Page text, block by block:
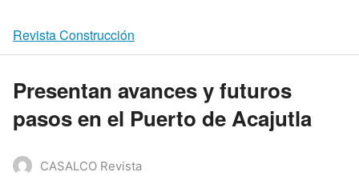
Revista Construcción
Presentan avances y futuros
pasos en el Puerto de Acajutla
CASALCO Revista